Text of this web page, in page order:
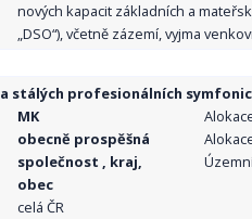
nových kapacit základních a
„DSO“), včetně zázemí, vyjma
profesionálních
MK
obecně prospěšná
společnost , kraj,
obec
celá ČR